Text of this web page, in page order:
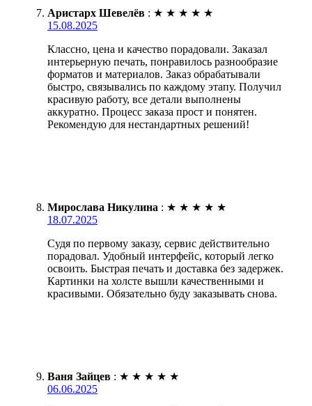
Аристарх Шевелёв : ★ ★ ★ ★ ★
15.08.2025
Классно, цена и качество порадовали. Заказал
интерьерную печать, понравилось разнообразие
форматов и материалов. Заказ обрабатывали
быстро, связывались по каждому этапу. Получил
красивую работу, все детали выполнены
аккуратно. Процесс заказа прост и понятен.
Рекомендую для нестандартных решений!
Мирослава Никулина : ★ ★ ★ ★ ★
18.07.2025
Судя по первому заказу, сервис действительно
порадовал. Удобный интерфейс, который легко
освоить. Быстрая печать и доставка без задержек.
Картинки на холсте вышли качественными и
красивыми. Обязательно буду заказывать снова.
Ваня Зайцев : ★ ★ ★ ★ ★
06.06.2025